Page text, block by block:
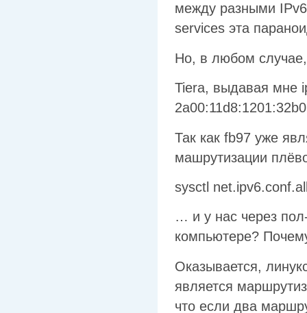
между разными
services эта
Но, в любом случае,
Tiera, выдавая мне
Так как fb97 уже
машрутизации
sysctl
… и у нас через
компьютере?
Оказывается,
является
что если два